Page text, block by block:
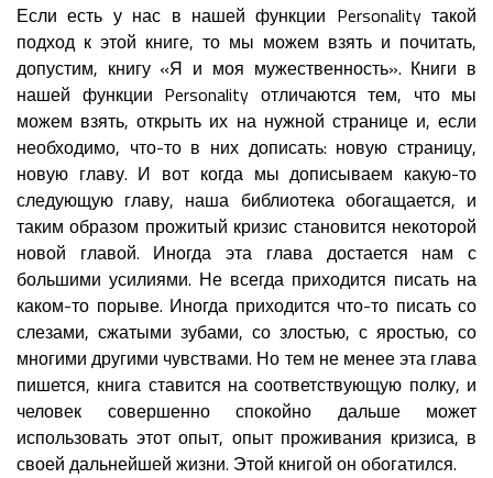
Если есть у нас в нашей функции Personality такой
подход к этой книге, то мы можем взять и почитать,
допустим, книгу «Я и моя мужественность». Книги в
нашей функции Personality отличаются тем, что мы
можем взять, открыть их на нужной странице и, если
необходимо, что-то в них дописать: новую страницу,
новую главу. И вот когда мы дописываем какую-то
следующую главу, наша библиотека обогащается, и
таким образом прожитый кризис становится некоторой
новой главой. Иногда эта глава достается нам с
большими усилиями. Не всегда приходится писать на
каком-то порыве. Иногда приходится что-то писать со
слезами, сжатыми зубами, со злостью, с яростью, со
многими другими чувствами. Но тем не менее эта глава
пишется, книга ставится на соответствующую полку, и
человек совершенно спокойно дальше может
использовать этот опыт, опыт проживания кризиса, в
своей дальнейшей жизни. Этой книгой он обогатился.